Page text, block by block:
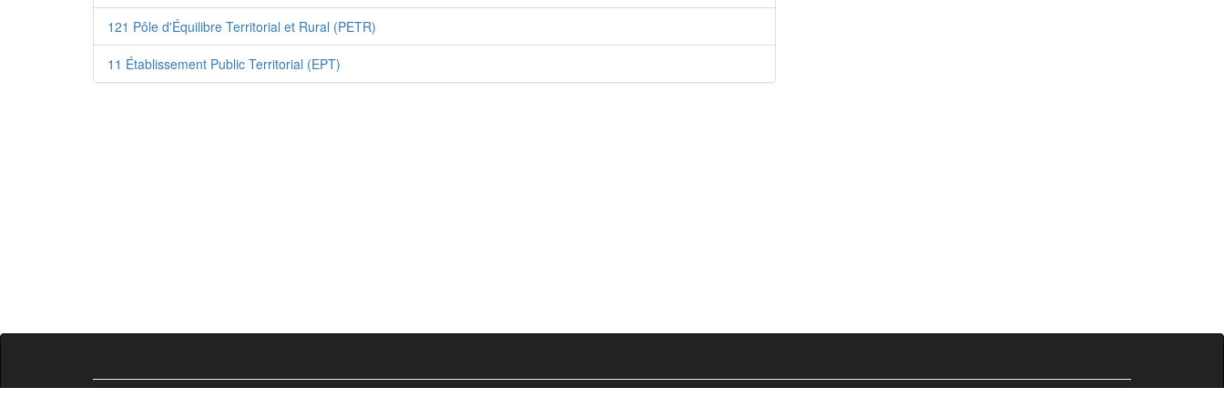
121 Pôle d'Équilibre Territorial et Rural (PETR)
11 Établissement Public Territorial (EPT)